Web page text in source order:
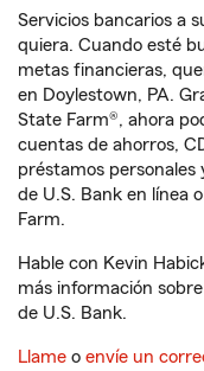
Servicios bancarios a
quiera. Cuando esté
metas financieras,
en Doylestown, PA.
State Farm®, ahora
cuentas de ahorros,
préstamos personales
de U.S. Bank en línea
Farm.
Hable con Kevin
más información
de U.S. Bank.
Llame o envíe un